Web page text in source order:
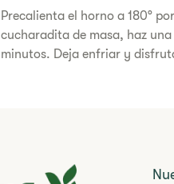
Precalienta el horno a 180°
cucharadita de masa, haz
minutos. Deja enfriar y